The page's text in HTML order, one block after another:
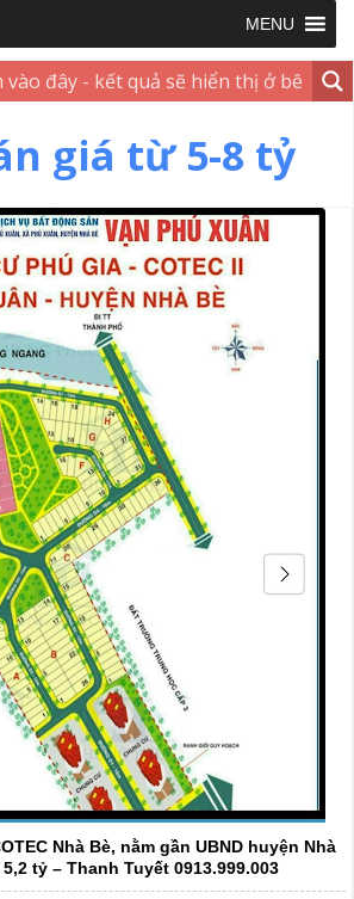
MENU
giá từ 5-8 tỷ
Nhà Bè, nằm gần UBND huyện Nhà
tỷ – Thanh Tuyết 0913.999.003